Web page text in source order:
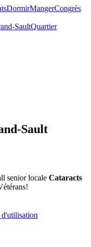
DormirMangerCongrès
SaultQuartier
Sault
senior locale Cataracts